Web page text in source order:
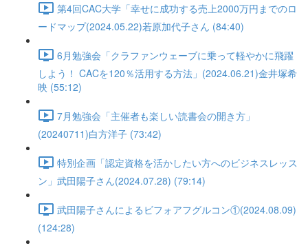
第4回CAC大学「幸せに成功する売上2000万円までのロ
ードマップ(2024.05.22)若原加代子さん (84:40)
6月勉強会「クラファンウェーブに乗って軽やかに飛躍
しよう！ CACを120％活用する方法」(2024.06.21)金井塚希
映 (55:12)
7月勉強会「主催者も楽しい読書会の開き方」
(20240711)白方洋子 (73:42)
特別企画「認定資格を活かしたい方へのビジネスレッス
ン」武田陽子さん(2024.07.28) (79:14)
武田陽子さんによるビフォアフグルコン①(2024.08.09)
(124:28)